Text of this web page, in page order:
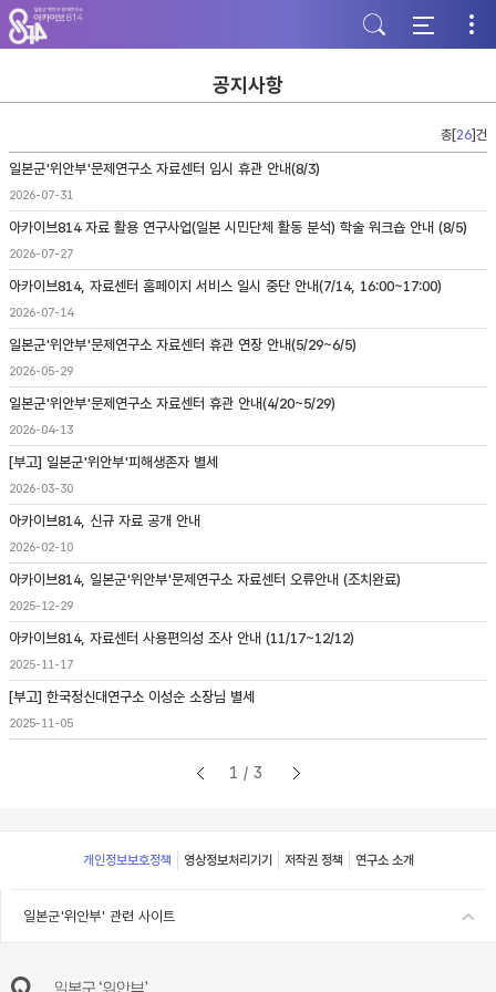
주
메
뉴
가
본
문
바
기
하
단
바
기
공지사항
총[26]건
일본군'위안부'문제연구소 자료센터 임시 휴관 안내(8/3)
2026-07-31
아카이브814 자료 활용 연구사업(일본 시민단체 활동 분석) 학술 워크숍 안내 (8/5)
2026-07-27
아카이브814, 자료센터 홈페이지 서비스 일시 중단 안내(7/14, 16:00~17:00)
2026-07-14
일본군'위안부'문제연구소 자료센터 휴관 연장 안내(5/29~6/5)
2026-05-29
일본군'위안부'문제연구소 자료센터 휴관 안내(4/20~5/29)
2026-04-13
[부고] 일본군'위안부'피해생존자 별세
2026-03-30
아카이브814, 신규 자료 공개 안내
2026-02-10
아카이브814, 일본군'위안부'문제연구소 자료센터 오류안내 (조치완료)
2025-12-29
아카이브814, 자료센터 사용편의성 조사 안내 (11/17~12/12)
2025-11-17
[부고] 한국정신대연구소 이성순 소장님 별세
2025-11-05
1/3
Footer
개인정보보호정책 영상정보처리기기 저작권 정책 연구소 소개
일본군'위안부' 관련 사이트